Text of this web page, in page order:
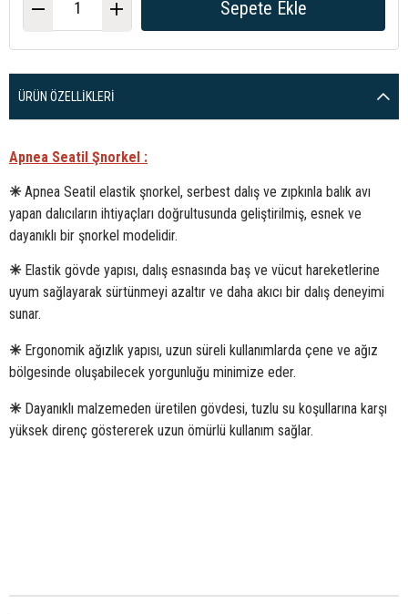
ÜRÜN ÖZELLIKLERI
Apnea Seatil Şnorkel :
✳Apnea Seatil elastik şnorkel, serbest dalış ve zıpkınla balık avı
yapan dalıcıların ihtiyaçları doğrultusunda geliştirilmiş, esnek ve
dayanıklı bir şnorkel modelidir.
✳ Elastik gövde yapısı, dalış esnasında baş ve vücut hareketlerine
uyum sağlayarak sürtünmeyi azaltır ve daha akıcı bir dalış deneyimi
sunar.
✳ Ergonomik ağızlık yapısı, uzun süreli kullanımlarda çene ve ağız
bölgesinde oluşabilecek yorgunluğu minimize eder.
✳ Dayanıklı malzemeden üretilen gövdesi, tuzlu su koşullarına karşı
yüksek direnç göstererek uzun ömürlü kullanım sağlar.